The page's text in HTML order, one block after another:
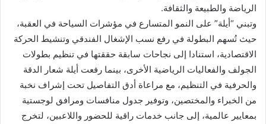
الرياضة والطبيعة والثقافة.‏
وتبني “أيلة” على النمو المتسارع في مؤشرات السياحة في العقبة،
حيث تُسهم البطولة في رفع ‏نسب ‏الإشغال الفندقي وتنشيط الحركة
الاقتصادية، استنادا إلى نجاحات سابقة حققتها في تنظيم ‏بطولات
الجولف ‏والفعاليات الرياضية الأخرى، بينما رفعت أيلة شعار الدقة
والحرفية في ‏التنظيم، مع مراعاة أدق التفاصيل ‏تحت إشراف نخبة
من الخبراء والمختصين، وتوفير جدول ‏منافسات ومرافق لوجستية
بمعايير عالمية، ‏إلى جانب خدمات راقية للحضور واللاعبين، ‏لتخرج